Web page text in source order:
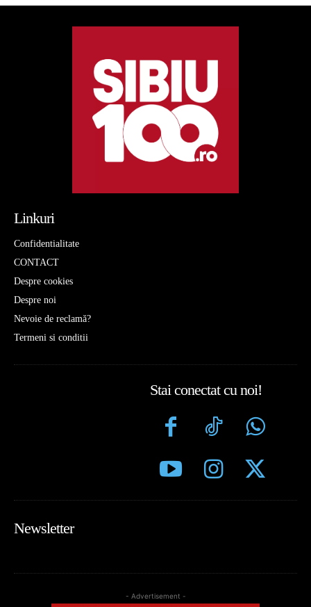
Linkuri
Confidentialitate
CONTACT
Despre cookies
Despre noi
Nevoie de reclamă?
Termeni si conditii
Stai conectat cu noi!
Newsletter
- Advertisement -